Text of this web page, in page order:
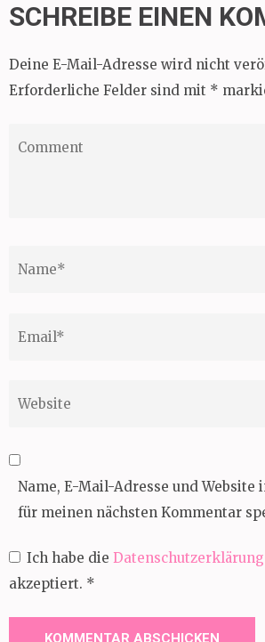
SCHREIBE EINEN
Deine E-Mail-Adresse wird nicht
Erforderliche Felder sind mit *
Name, E-Mail-Adresse und Website
für meinen nächsten Kommentar
Ich habe die Datenschutzerklärung
akzeptiert. *